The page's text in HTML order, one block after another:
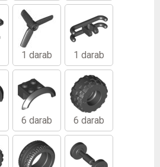
1 darab 1 darab
6 darab 6 darab